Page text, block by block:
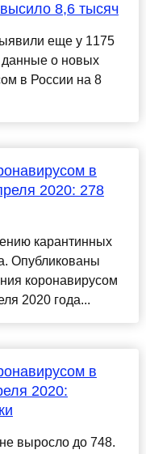
8,6 тысяч
еще у 1175
данные о новых
в России на 8
в
2020: 278
карантинных
Опубликованы
коронавирусом
2020 года...
в
2020:
выросло до 748.